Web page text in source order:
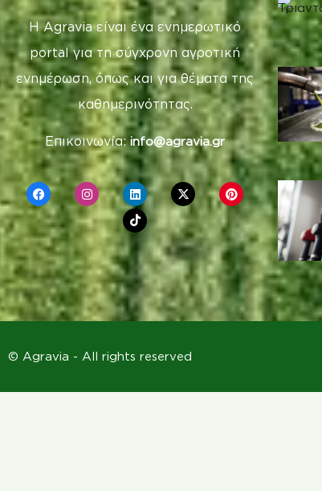
Η Agravia είναι ένα ενημερωτικό
portal για τη σύγχρονη αγροτική
ενημέρωση, όπως και για θέματα της
καθημερινότητας.
Επικοινωνία:info@agravia.gr
© Agravia - All rights reserved